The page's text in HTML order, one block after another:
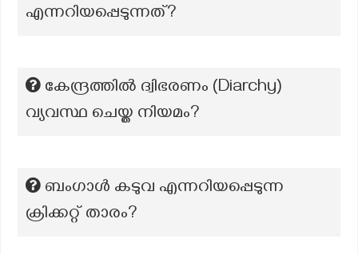
എന്നറിയപ്പെടുന്നത്?
കേന്ദ്രത്തിൽ ദ്വിഭരണം (Diarchy)
വ്യവസ്ഥ ചെയ്ത നിയമം?
ബംഗാൾ കടുവ എന്നറിയപ്പെടുന്ന
ക്രിക്കറ്റ് താരം?